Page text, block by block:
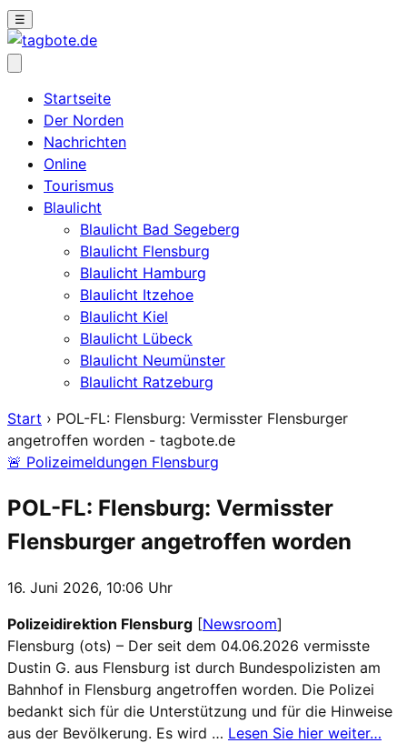
☰
Startseite
Der Norden
Nachrichten
Online
Tourismus
Blaulicht
Blaulicht Bad Segeberg
Blaulicht Flensburg
Blaulicht Hamburg
Blaulicht Itzehoe
Blaulicht Kiel
Blaulicht Lübeck
Blaulicht Neumünster
Blaulicht Ratzeburg
Start › POL-FL: Flensburg: Vermisster Flensburger
angetroffen worden - tagbote.de
🚨 Polizeimeldungen Flensburg
POL-FL: Flensburg: Vermisster
Flensburger angetroffen worden
16. Juni 2026, 10:06 Uhr
Polizeidirektion Flensburg [Newsroom]
Flensburg (ots) – Der seit dem 04.06.2026 vermisste
Dustin G. aus Flensburg ist durch Bundespolizisten am
Bahnhof in Flensburg angetroffen worden. Die Polizei
bedankt sich für die Unterstützung und für die Hinweise
aus der Bevölkerung. Es wird … Lesen Sie hier weiter…